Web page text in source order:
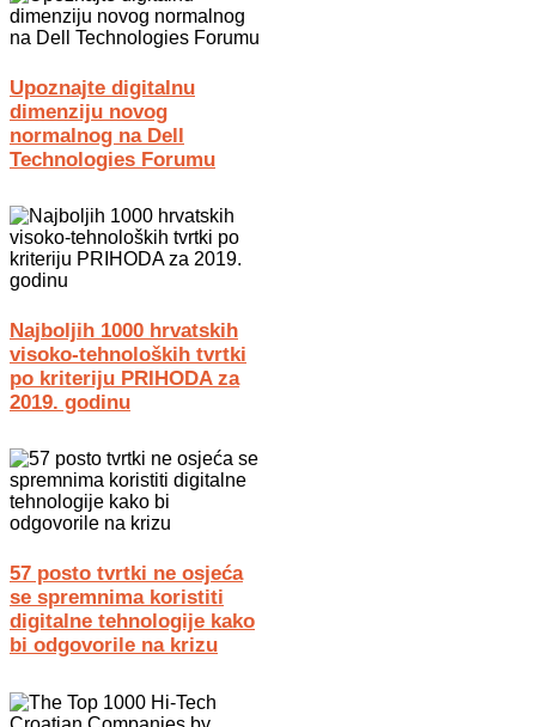
Upoznajte digitalnu
dimenziju novog
normalnog na Dell
Technologies Forumu
Najboljih 1000 hrvatskih
visoko-tehnoloških tvrtki
po kriteriju PRIHODA za
2019. godinu
57 posto tvrtki ne osjeća
se spremnima koristiti
digitalne tehnologije kako
bi odgovorile na krizu